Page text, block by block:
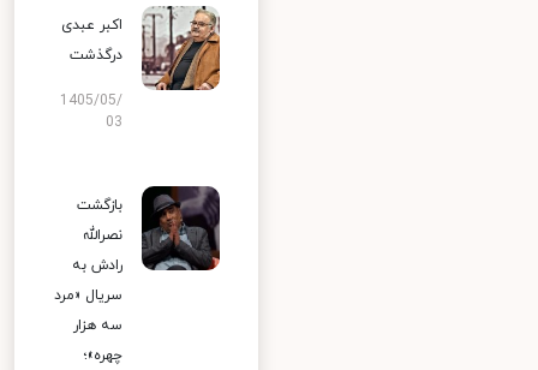
اکبر عبدی
درگذشت
1405/05/
03
بازگشت
نصرالله
رادش به
سریال «مرد
سه هزار
چهره»؛